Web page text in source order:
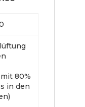
80%
in den